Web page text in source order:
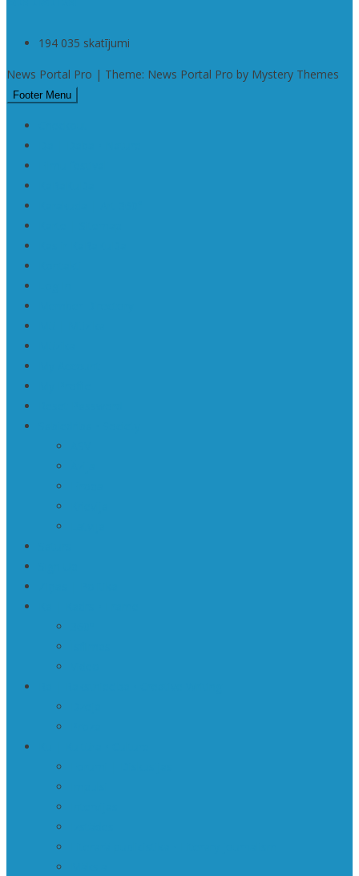
194 035 skatījumi
News Portal Pro | Theme: News Portal Pro by Mystery Themes
Footer Menu